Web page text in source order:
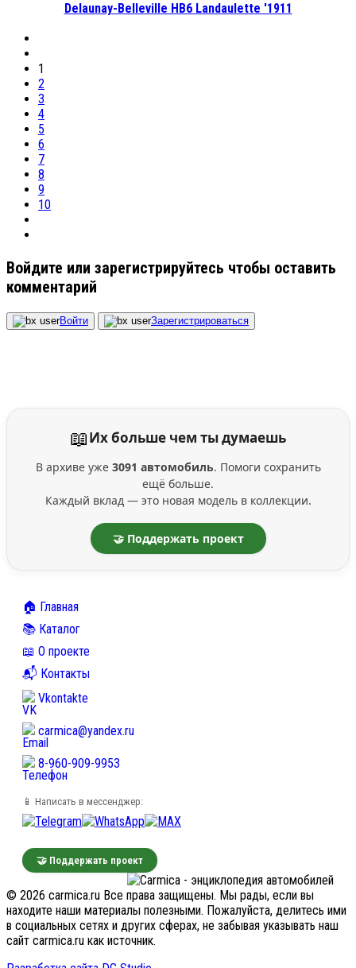
Delaunay-Belleville HB6 Landaulette '1911
1
2
3
4
5
6
7
8
9
10
Войдите или зарегистрируйтесь чтобы оставить
комментарий
Войти Зарегистрироваться
📖Их больше чем ты думаешь
В архиве уже 3091 автомобиль. Помоги сохранить
ещё больше.
Каждый вклад — это новая модель в коллекции.
🤝 Поддержать проект
🏠 Главная
📚 Каталог
📖 О проекте
📬 Контакты
Vkontakte
carmica@yandex.ru
8-960-909-9953
📱 Написать в мессенджер:
🤝 Поддержать проект
© 2026 carmica.ru Все права защищены. Мы рады, если вы
находите наши материалы полезными. Пожалуйста, делитесь ими
в социальных сетях и других сферах, не забывая указывать наш
сайт carmica.ru как источник.